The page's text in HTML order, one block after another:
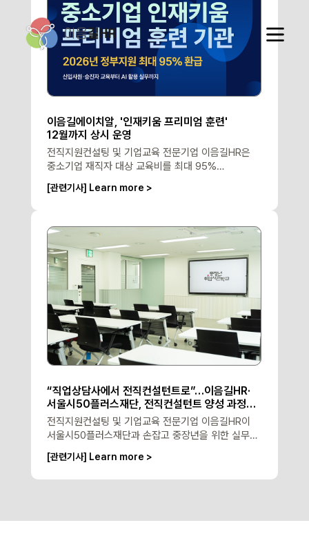
이음길에이치알, '인재키움 프리미엄 훈련'
12월까지 상시 운영
전직지원컨설팅 및 기업교육 전문기업 이음길HR은
중소기업 재직자 대상 교육비를 최대 95%
환급해주는 ‘중소기업 인재키움 프리미엄 훈련’을 오는
12월까지 연중 상시 운영한다고 12일 밝혔다.
[관련기사] Learn more >
“직업상담사에서 전직컨설턴트로”…이음길HR·
서울시50플러스재단, 전직컨설턴트 양성 과정
개설
전직지원컨설팅 및 기업교육 전문기업 이음길HR이
서울시50플러스재단과 손잡고 중장년을 위한 실무형
전직컨설턴트 양성과정을 진행한다.
[관련기사] Learn more >